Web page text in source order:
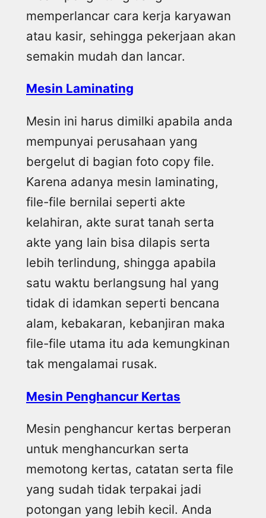
memperlancar cara kerja karyawan
atau kasir, sehingga pekerjaan akan
semakin mudah dan lancar.
Mesin Laminating
Mesin ini harus dimilki apabila anda
mempunyai perusahaan yang
bergelut di bagian foto copy file.
Karena adanya mesin laminating,
file-file bernilai seperti akte
kelahiran, akte surat tanah serta
akte yang lain bisa dilapis serta
lebih terlindung, shingga apabila
satu waktu berlangsung hal yang
tidak di idamkan seperti bencana
alam, kebakaran, kebanjiran maka
file-file utama itu ada kemungkinan
tak mengalamai rusak.
Mesin Penghancur Kertas
Mesin penghancur kertas berperan
untuk menghancurkan serta
memotong kertas, catatan serta file
yang sudah tidak terpakai jadi
potongan yang lebih kecil. Anda